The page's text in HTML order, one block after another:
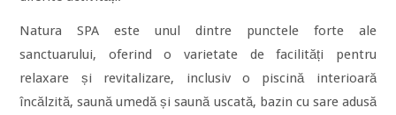
Natura SPA este unul dintre punctele forte ale
sanctuarului, oferind o varietate de facilități pentru
relaxare și revitalizare, inclusiv o piscină interioară
încălzită, saună umedă și saună uscată, bazin cu sare adusă